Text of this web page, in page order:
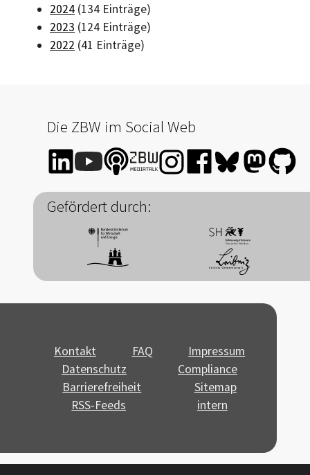
2024 (134 Einträge)
2023 (124 Einträge)
2022 (41 Einträge)
Die ZBW im Social Web
Gefördert durch:
Kontakt FAQ
Impressum
Datenschutz
Compliance
Barrierefreiheit
Sitemap
RSS-Feeds
intern